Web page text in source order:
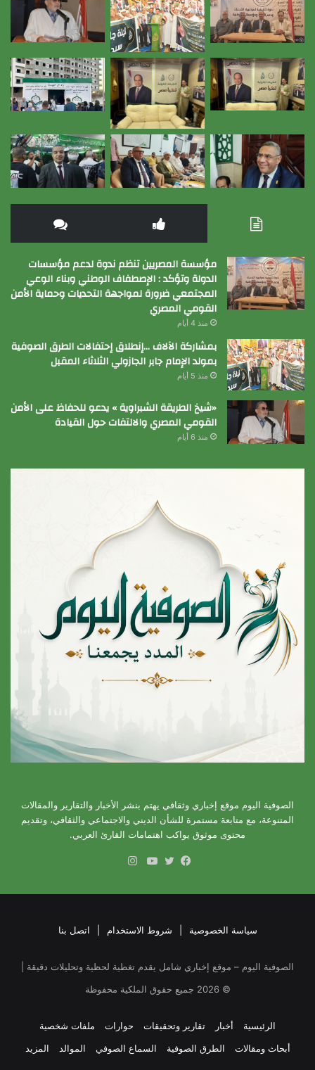
مؤسسة المصريين تنظم ندوة لدعم مؤسسات
الدولة وتؤكد : الإصطفاف الوطني وبناء الوعي
المجتمعي ضرورة لمواجهة التحديات وحماية الأمن
القومي المصري
منذ 4 أيام
بمشاركة الآلاف …إنطلاق إحتفالات الطرق الصوفية
بمولد الإمام جابر الجازولي الثلاثاء المقبل
منذ 5 أيام
«شيخ الطريقة الشبراوية » يدعو للحفاظ على الأمن
القومي المصري والالتفات حول القيادة
منذ 6 أيام
الصوفية اليوم موقع إخباري وثقافي يهتم بنشر الأخبار والتقارير والمقالات
المتنوعة، مع متابعة مستمرة للشأن الديني والاجتماعي والثقافي، وتقديم
محتوى موثوق يواكب اهتمامات القارئ العربي.
سياسة الخصوصية شروط الاستخدام اتصل بنا
الصوفية اليوم – موقع إخباري شامل يقدم تغطية لحظية وتحليلات دقيقة |
©
2026 جميع حقوق الملكية محفوظة
الرئيسية أخبار تقارير وتحقيقات حوارات
ملفات شخصية
أبحاث ومقالات
الطرق الصوفية السماع الصوفي الموالد المزيد